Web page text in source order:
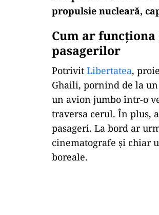
propulsie nucleară,
Cum ar
pasagerilor
Potrivit Libertatea,
Ghaili, pornind de la
un avion jumbo într-o
traversa cerul. În plus,
pasageri. La bord ar
cinematografe și chiar
boreale.